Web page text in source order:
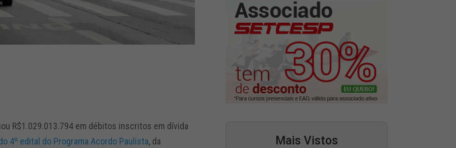
R$1.029.013.794 em débitos inscritos em dívida
4º edital do Programa Acordo Paulista, da
Mais Vistos